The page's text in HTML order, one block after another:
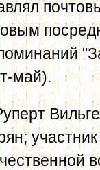
май).